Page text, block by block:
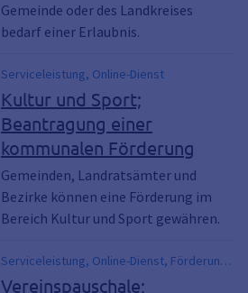
Gemeinde oder des Landkreises
bedarf einer Erlaubnis.
Serviceleistung, Online-Dienst
Kultur und Sport;
Beantragung einer
kommunalen Förderung
Gemeinden, Landratsämter und
Bezirke können eine Förderung im
Bereich Kultur und Sport gewähren.
Serviceleistung, Online-Dienst, Förderung
des Sportbetriebs, Förderung für den
Vereinspauschale;